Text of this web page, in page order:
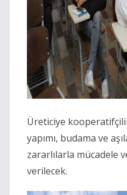
Üreticiye
yapımı, budama ve
zararlılarla mücadele
verilecek.